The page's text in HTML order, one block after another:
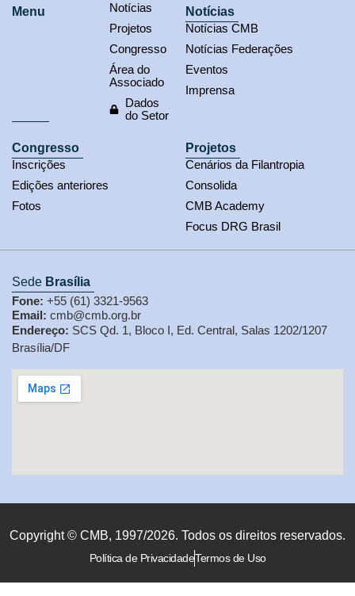
Menu
Notícias
Projetos
Congresso
Área do
Associado
Dados
do Setor
Notícias
Notícias CMB
Notícias Federações
Eventos
Imprensa
Congresso
Inscrições
Edições anteriores
Fotos
Projetos
Cenários da Filantropia
Consolida
CMB Academy
Focus DRG Brasil
Sede Brasília
Fone: +55 (61) 3321-9563
Email: cmb@cmb.org.br
Endereço: SCS Qd. 1, Bloco I, Ed. Central, Salas 1202/1207
Brasília/DF
Copyright © CMB, 1997/2026. Todos os direitos reservados.
Política de PrivacidadeTermos de Uso